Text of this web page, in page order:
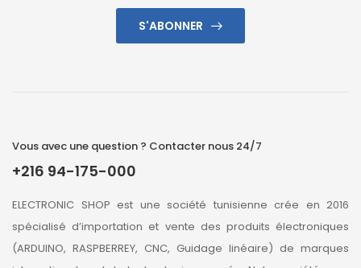
S'ABONNER
Vous avec une question ? Contacter nous 24/7
+216 94-175-000
ELECTRONIC SHOP est une société tunisienne crée en 2016
spécialisé d’importation et vente des produits électroniques
(ARDUINO, RASPBERREY, CNC, Guidage linéaire) de marques